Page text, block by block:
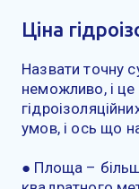
Ціна
Назвати точну
неможливо, і це
умов, і ось що
● Площа –